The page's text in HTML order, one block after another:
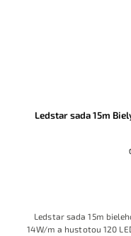
Ledstar sada 15m
Ledstar sada 15m
14W/m a hustotou 120